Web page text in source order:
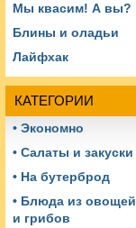
Мы квасим! А вы?
Блины и оладьи
Лайфхак
КАТЕГОРИИ
• Экономно
• Салаты и закуски
• На бутерброд
• Блюда из овощей
и грибов